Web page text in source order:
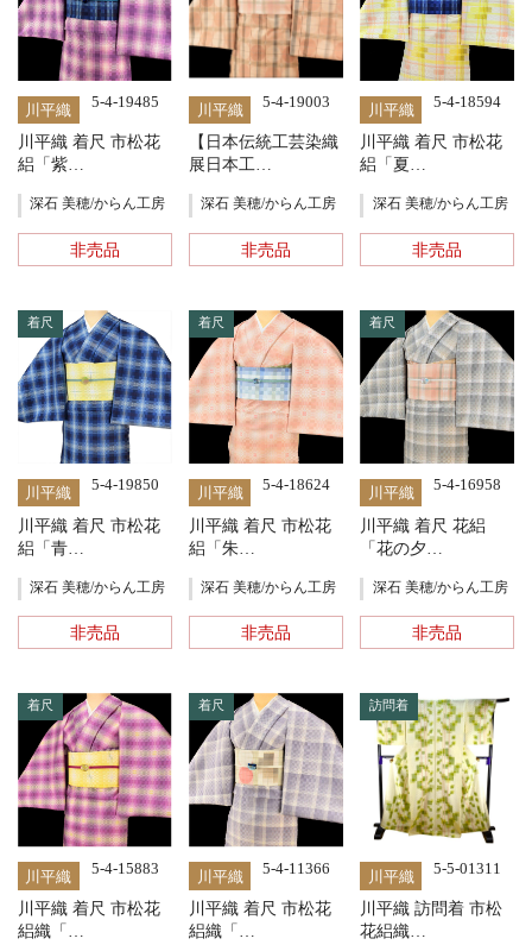
川平織 5-4-19485
川平織 着尺 市松花
絽「紫…
深石 美穂/からん工房
非売品
川平織 5-4-19003
【日本伝統工芸染織
展日本工…
深石 美穂/からん工房
非売品
川平織 5-4-18594
川平織 着尺 市松花
絽「夏…
深石 美穂/からん工房
非売品
着尺
川平織 5-4-19850
川平織 着尺 市松花
絽「青…
深石 美穂/からん工房
非売品
着尺
川平織 5-4-18624
川平織 着尺 市松花
絽「朱…
深石 美穂/からん工房
非売品
着尺
川平織 5-4-16958
川平織 着尺 花絽
「花の夕…
深石 美穂/からん工房
非売品
着尺
川平織 5-4-15883
川平織 着尺 市松花
絽織「…
着尺
川平織 5-4-11366
川平織 着尺 市松花
絽織「…
訪問着
川平織 5-5-01311
川平織 訪問着 市松
花絽織…